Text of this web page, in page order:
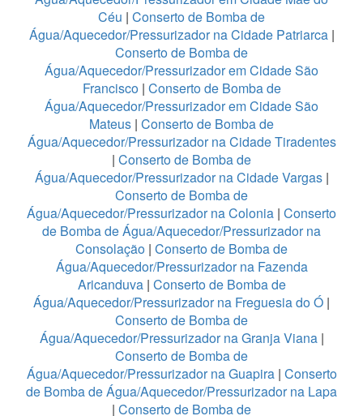
Céu | Conserto de Bomba de
Água/Aquecedor/Pressurizador na Cidade Patriarca|
Conserto de Bomba de
Água/Aquecedor/Pressurizador em Cidade São
Francisco | Conserto de Bomba de
Água/Aquecedor/Pressurizador em Cidade São
Mateus | Conserto de Bomba de
Água/Aquecedor/Pressurizador na Cidade Tiradentes
| Conserto de Bomba de
Água/Aquecedor/Pressurizador na Cidade Vargas |
Conserto de Bomba de
Água/Aquecedor/Pressurizador na Colonia | Conserto
de Bomba de Água/Aquecedor/Pressurizador na
Consolação | Conserto de Bomba de
Água/Aquecedor/Pressurizador na Fazenda
Aricanduva| Conserto de Bomba de
Água/Aquecedor/Pressurizador na Freguesia do Ó |
Conserto de Bomba de
Água/Aquecedor/Pressurizador na Granja Viana|
Conserto de Bomba de
Água/Aquecedor/Pressurizador na Guapira| Conserto
de Bomba de Água/Aquecedor/Pressurizador na Lapa
| Conserto de Bomba de